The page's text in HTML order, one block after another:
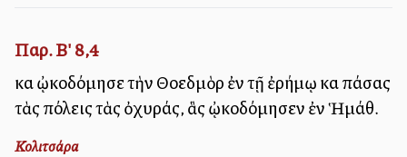
Παρ. Β' 8,4
καὶ ᾠκοδόμησε τὴν Θοεδμὸρ ἐν τῇ ἐρήμῳ καὶ πάσας
τὰς πόλεις τὰς ὀχυράς, ἃς ᾠκοδόμησεν ἐν Ἡμάθ.
Κολιτσάρα